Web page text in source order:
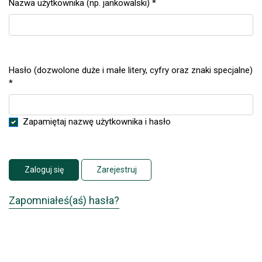
Nazwa użytkownika (np. jankowalski) *
Wymagane
Hasło (dozwolone duże i małe litery, cyfry oraz znaki specjalne)
*Wymagane
Zapamiętaj nazwę użytkownika i hasło
Zaloguj się Zarejestruj
Zapomniałeś(aś) hasła?